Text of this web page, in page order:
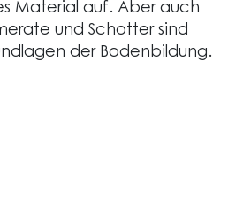
Material auf. Aber auch
und Schotter sind
der Bodenbildung.